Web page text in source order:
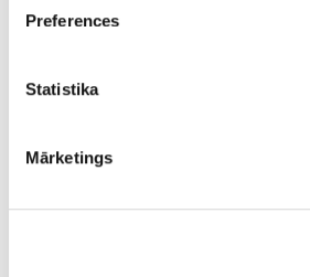
Preferences
Statistika
Mārketings